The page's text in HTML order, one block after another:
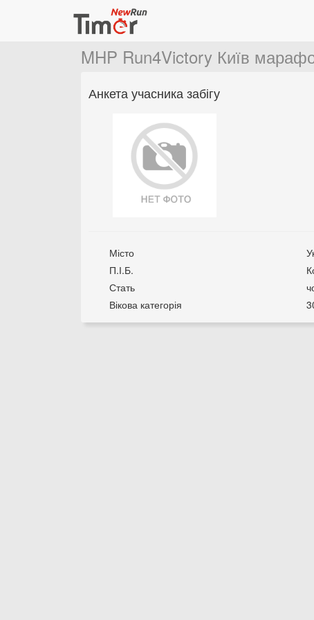
MHP Run4Victory Київ
Анкета учасника забігу
Місто
П.І.Б.
Стать
Вікова категорія